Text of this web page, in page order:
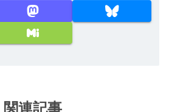
関連記事